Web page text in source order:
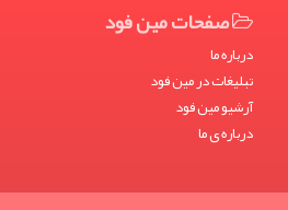
صفحات مین فود
درباره ما
تبلیغات در مین فود
آرشیو مین فود
درباره ی ما